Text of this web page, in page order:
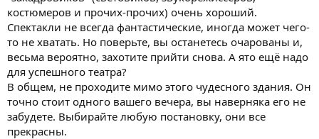
костюмеров и прочих-прочих) очень хороший.
Спектакли не всегда фантастические, иногда может чего-
то не хватать. Но поверьте, вы останетесь очарованы и,
весьма вероятно, захотите прийти снова. А ято ещё надо
для успешного театра?
В общем, не проходите мимо этого чудесного здания. Он
точно стоит одного вашего вечера, вы наверняка его не
забудете. Выбирайте любую постановку, они все
прекрасны.